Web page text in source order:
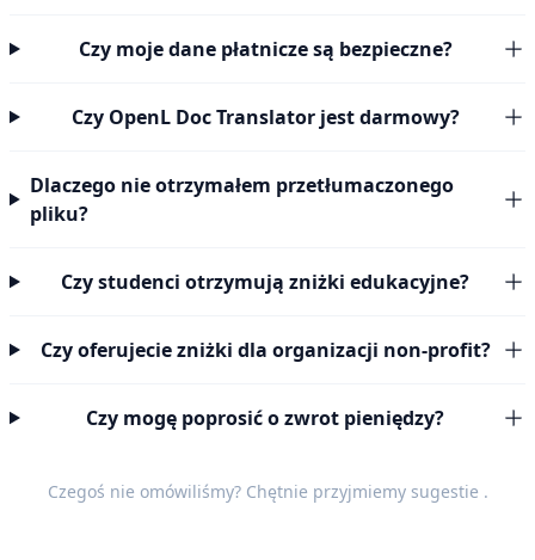
Czy moje dane płatnicze są bezpieczne?
Czy OpenL Doc Translator jest darmowy?
Dlaczego nie otrzymałem przetłumaczonego
pliku?
Czy studenci otrzymują zniżki edukacyjne?
Czy oferujecie zniżki dla organizacji non-profit?
Czy mogę poprosić o zwrot pieniędzy?
Czegoś nie omówiliśmy? Chętnie przyjmiemy sugestie .